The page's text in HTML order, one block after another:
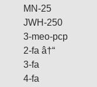
MN-25
JWH-250
3-meo-pcp
2-fa â†“
3-fa
4-fa